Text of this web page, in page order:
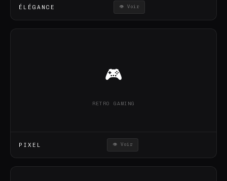
ÉLÉGANCE 👁 Voir
🎮
RETRO GAMING
PIXEL 👁 Voir